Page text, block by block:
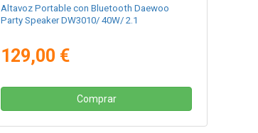
Altavoz Portable con Bluetooth Daewoo
Party Speaker DW3010/ 40W/ 2.1
129,00 €
Comprar